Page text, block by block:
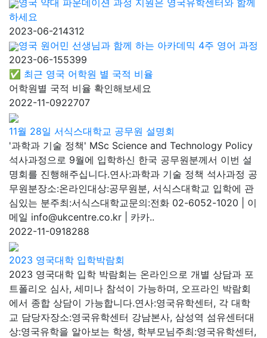
영국 약대 파운데이션 과정 지원은 영국유학센터와 함께
하세요
2023-06-214312
영국 원어민 선생님과 함께 하는 아카데믹 4주 영어 과정
2023-06-155399
✅ 최근 영국 어학원 별 국적 비율
어학원별 국적 비율 확인해보세요
2022-11-0922707
11월 28일 서식스대학교 공무원 설명회
'과학과 기술 정책' MSc Science and Technology Policy
석사과정으로 9월에 입학하신 한국 공무원분께서 이번 설
명회를 진행해주십니다.연사:과학과 기술 정책 석사과정 공
무원분장소:온라인대상:공무원분, 서식스대학교 입학에 관
심있는 분주최:서식스대학교문의:전화 02-6052-1020 | 이
메일 info@ukcentre.co.kr | 카카..
2022-11-0918288
2023 영국대학 입학박람회
2023 영국대학 입학 박람회는 온라인으로 개별 상담과 포
트폴리오 심사, 세미나 참석이 가능하며, 오프라인 박람회
에서 종합 상담이 가능합니다.연사:영국유학센터, 각 대학
교 담당자장소:영국유학센터 강남본사, 삼성역 섬유센터대
상:영국유학을 알아보는 학생, 학부모님주최:영국유학센터,